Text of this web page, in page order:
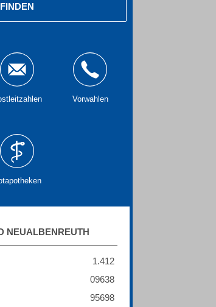
FINDEN
Vorwahlen
NEUALBENREUTH
1.412
09638
95698